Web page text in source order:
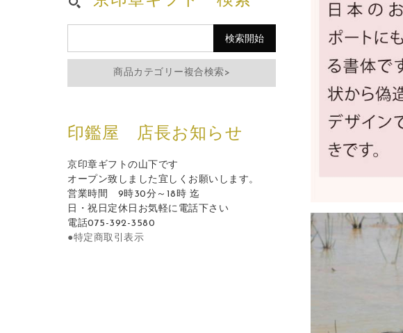
商品カテゴリー複合検索>
印鑑屋 店長お知らせ
京印章ギフトの山下です
オープン致しました宜しくお願いします。
営業時間 9時30分～18時 迄
日・祝日定休日お気軽に電話下さい
電話075-392-3580
●特定商取引表示